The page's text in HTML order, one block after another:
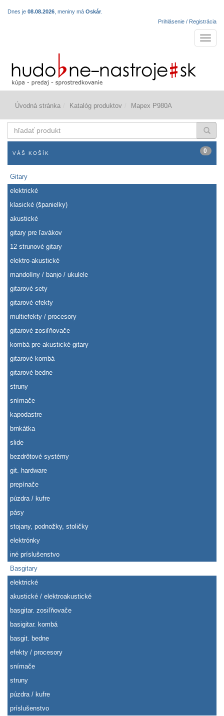
Dnes je 08.08.2026 , meniny má Oskár
Prihlásenie / Registrácia
Úvodná stránka Katalóg produktov Mapex P980A
produkt
VÁŠ KOŠÍK 0
Gitary
elektrické
klasické (španielky)
akustické
gitary pre ľavákov
12 strunové gitary
elektro-akustické
mandolíny / banjo / ukulele
gitarové sety
gitarové efekty
multiefekty / procesory
gitarové zosiľňovače
kombá pre akustické gitary
gitarové kombá
gitarové bedne
struny
snímače
kapodastre
brnkátka
slide
bezdrôtové systémy
git. hardware
prepínače
púzdra / kufre
pásy
stojany, podnožky, stoličky
elektrónky
iné príslušenstvo
Basgitary
elektrické
akustické / elektroakustické
basgitar. zosiľňovače
basigitar. kombá
basgit. bedne
efekty / procesory
snímače
struny
púzdra / kufre
príslušenstvo